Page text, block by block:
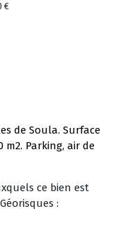
€
de Soula. Surface
m2. Parking, air de
ce bien est
: